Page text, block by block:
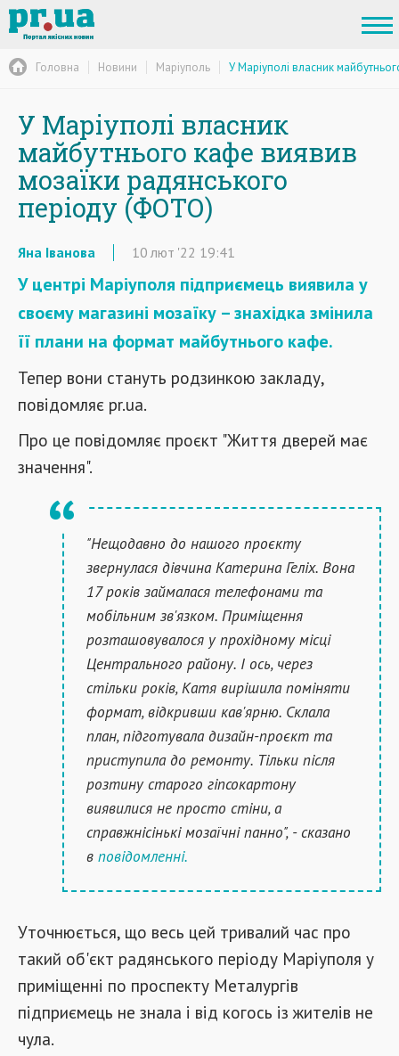
Головна Новини Маріуполь У Маріуполі власник
У Маріуполі власник
майбутнього кафе виявив
мозаїки радянського
періоду (ФОТО)
Яна Іванова 10 лют '22 19:41
У центрі Маріуполя підприємець виявила у
своєму магазині мозаїку – знахідка змінила
її плани на формат майбутнього кафе.
Тепер вони стануть родзинкою закладу,
повідомляє pr.ua.
Про це повідомляє проєкт "Життя дверей має
значення".
"Нещодавно до нашого проєкту
звернулася дівчина Катерина Геліх. Вона
17 років займалася телефонами та
мобільним зв'язком. Приміщення
розташовувалося у прохідному місці
Центрального району. І ось, через
стільки років, Катя вирішила поміняти
формат, відкривши кав'ярню. Склала
план, підготувала дизайн-проєкт та
приступила до ремонту. Тільки після
розтину старого гіпсокартону
виявилися не просто стіни, а
справжнісінькі мозаїчні панно", - сказано
в повідомленні.
Уточнюється, що весь цей тривалий час про
такий об'єкт радянського періоду Маріуполя у
приміщенні по проспекту Металургів
підприємець не знала і від когось із жителів не
чула.